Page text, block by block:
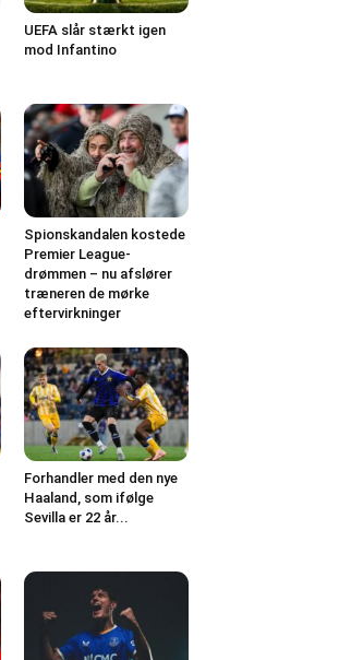
UEFA slår stærkt igen
mod Infantino
Spionskandalen kostede
Premier League-
drømmen – nu afslører
træneren de mørke
eftervirkninger
Forhandler med den nye
Haaland, som ifølge
Sevilla er 22 år...